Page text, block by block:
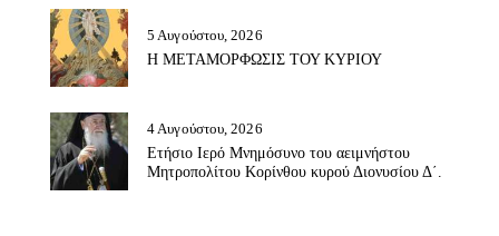
5 Αυγούστου, 2026
Η ΜΕΤΑΜΟΡΦΩΣΙΣ ΤΟΥ ΚΥΡΙΟΥ
4 Αυγούστου, 2026
Ετήσιο Ιερό Μνημόσυνο του αειμνήστου
Μητροπολίτου Κορίνθου κυρού Διονυσίου Δ΄.